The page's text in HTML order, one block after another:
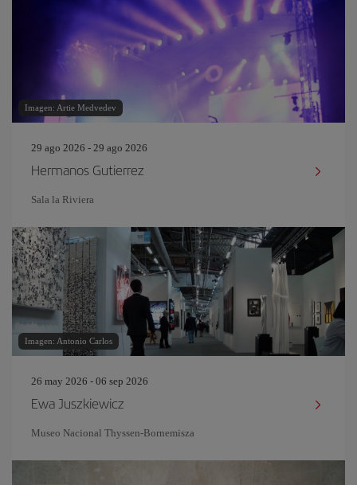
Imagen: Artie Medvedev
29 ago 2026 - 29 ago 2026
Hermanos Gutierrez
Sala la Riviera
Imagen: Antonio Carlos
26 may 2026 - 06 sep 2026
Ewa Juszkiewicz
Museo Nacional Thyssen-Bornemisza